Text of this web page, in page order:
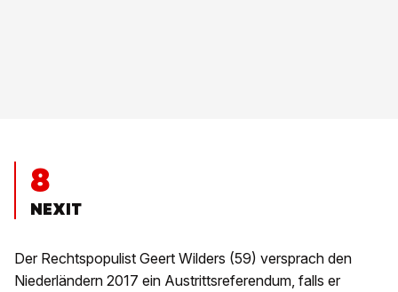
8
NEXIT
Der Rechtspopulist Geert Wilders (59) versprach den
Niederländern 2017 ein Austrittsreferendum, falls er